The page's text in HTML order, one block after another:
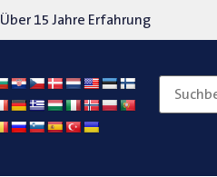
Über 15 Jahre Erfahrung